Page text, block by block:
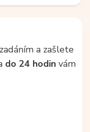
a zašlete
do 24 hodin vám